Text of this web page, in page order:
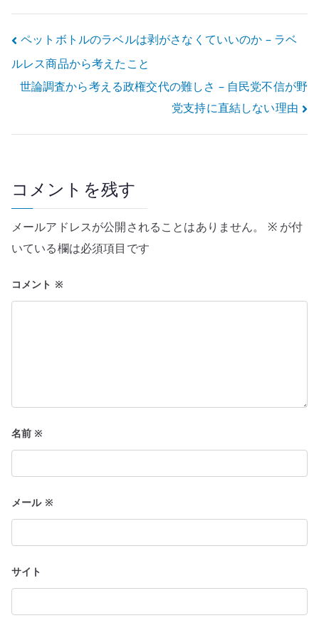
投
稿
ナ
ビ
ー
シ
ョ
ン
ペットボトルのラベルは剥がさなくていいのか – ラベ
ルレス商品から考えたこと
世論調査から考える政権交代の難しさ – 自民党不信が野
党支持に直結しない理由
コメントを残す
メールアドレスが公開されることはありません。 ※が付
いている欄は必須項目です
コメント ※
名前※
メール ※
サイト